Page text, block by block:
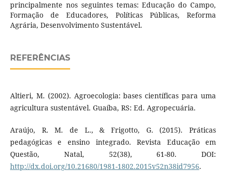
principalmente nos seguintes temas: Educação do Campo,
Formação de Educadores, Políticas Públicas, Reforma
Agrária, Desenvolvimento Sustentável.
REFERÊNCIAS
Altieri, M. (2002). Agroecologia: bases científicas para uma
agricultura sustentável. Guaíba, RS: Ed. Agropecuária.
Araújo, R. M. de L., & Frigotto, G. (2015). Práticas
pedagógicas e ensino integrado. Revista Educação em
Questão, Natal, 52(38), 61-80. DOI:
http://dx.doi.org/10.21680/1981-1802.2015v52n38id7956.